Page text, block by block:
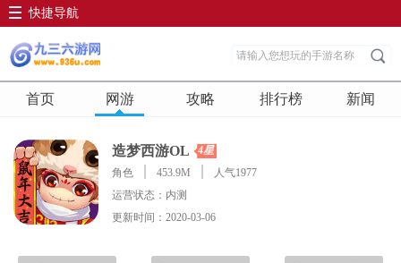
快捷导航
首页 网游 攻略 排行榜 新闻
造梦西游OL
4星
角色
453.9M
人气1977
运营状态：内测
更新时间：2020-03-06